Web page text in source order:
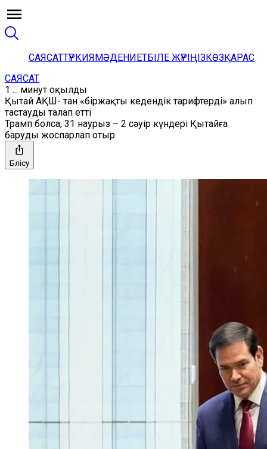
САЯСАТТҮРКИЯМӘДЕНИЕТБІЛЕ ЖҮРІҢІЗКӨЗҚАРАС
САЯСАТ
1 ... минут оқылды
Қытай АҚШ- тан «біржақты кедендік тарифтерді» алып
тастауды талап етті
Трамп болса, 31 наурыз – 2 сәуір күндері Қытайға
баруды жоспарлап отыр.
Бөлісу